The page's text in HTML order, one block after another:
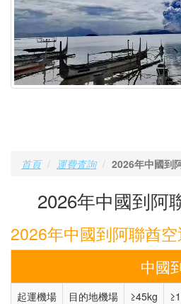
首頁 運費査詢 2026年中國到
2026年中國到阿
2026年中國到阿聯酋
中國
起運機場 目的地機場 ≥45kg